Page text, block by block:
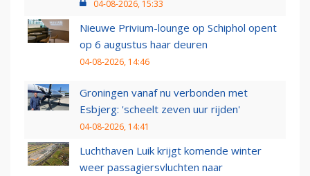
04-08-2026, 15:33
Nieuwe Privium-lounge op Schiphol opent
op 6 augustus haar deuren
04-08-2026, 14:46
Groningen vanaf nu verbonden met
Esbjerg: 'scheelt zeven uur rijden'
04-08-2026, 14:41
Luchthaven Luik krijgt komende winter
weer passagiersvluchten naar